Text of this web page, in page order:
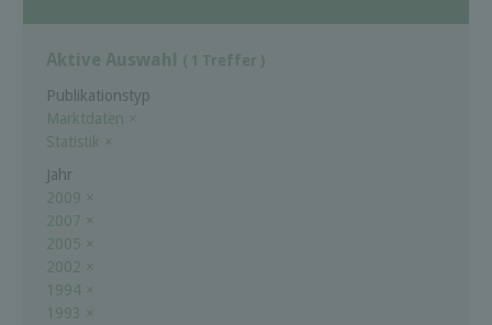
Aktive Auswahl ( 1 Treffer )
Publikationstyp
Marktdaten ×
Statistik ×
Jahr
2009 ×
2007 ×
2005 ×
2002 ×
1994 ×
1993 ×